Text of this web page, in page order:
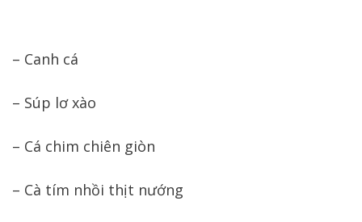
– Canh cá
– Súp lơ xào
– Cá chim chiên giòn
– Cà tím nhồi thịt nướng